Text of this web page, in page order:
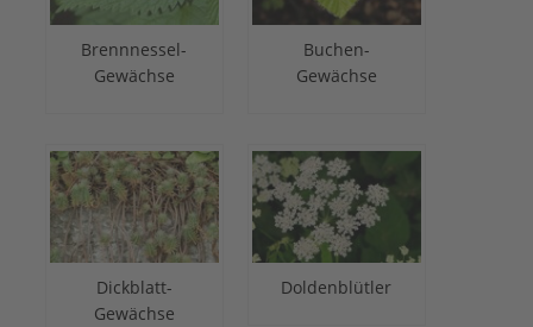
Brennnessel-
Gewächse
Buchen-
Gewächse
Dickblatt-
Gewächse
Doldenblütler